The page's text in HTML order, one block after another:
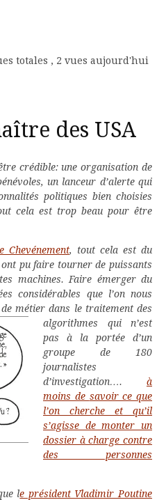
totales , 2 vues aujourd'hui
des USA
crédible: une organisation de
un lanceur d’alerte qui
politiques bien choisies
cela est trop beau pour être
Chevénement, tout cela est du
pu faire tourner de puissants
machines. Faire émerger du
considérables que l’on nous
métier dans le traitement des
algorithmes qui n’est
pas à la portée d’un
groupe de 180
journalistes
d’investigation…. à
moins de savoir ce que
l’on cherche et qu’il
s’agisse de monter un
dossier à charge contre
des personnes
le président Vladimir Poutine